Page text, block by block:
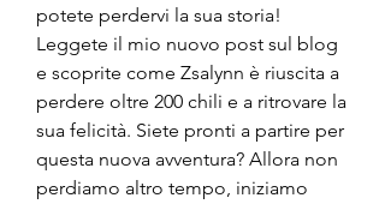
potete perdervi la sua storia!
Leggete il mio nuovo post sul blog
e scoprite come Zsalynn è riuscita a
perdere oltre 200 chili e a ritrovare la
sua felicità. Siete pronti a partire per
questa nuova avventura? Allora non
perdiamo altro tempo, iniziamo